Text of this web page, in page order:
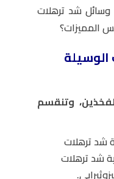
شد ترهلات
المميزات؟
وتنقسم
شد ترهلات
شد ترهلات